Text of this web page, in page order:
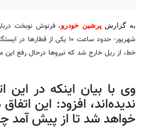
به گزارش پرشین خودرو،
شهریور- حدود ساعت ۱۰ یکی
خط، از ریل خارج شد که نیروها درحال رفع
وی با بیان اینکه در
ندیده‌اند، افزود: این
خواهد شد تا از پیش آمد